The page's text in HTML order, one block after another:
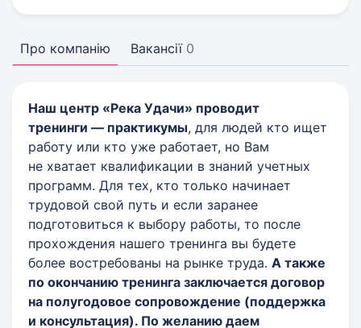
Про компанію Вакансії 0
Наш центр «Река Удачи» проводит
тренинги — практикумы, для людей кто ищет
работу или кто уже работает, но Вам
не хватает квалификации в знаний учетных
программ. Для тех, кто только начинает
трудовой свой путь и если заранее
подготовиться к выбору работы, то после
прохождения нашего тренинга вы будете
более востребованы на рынке труда. А также
по окончанию тренинга заключается договор
на полугодовое сопровождение (поддержка
и консультация). По желанию даем